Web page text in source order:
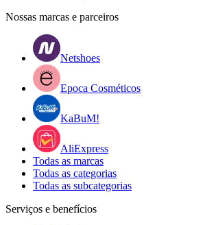
Nossas marcas e parceiros
Netshoes
Epoca Cosméticos
KaBuM!
AliExpress
Todas as marcas
Todas as categorias
Todas as subcategorias
Serviços e benefícios